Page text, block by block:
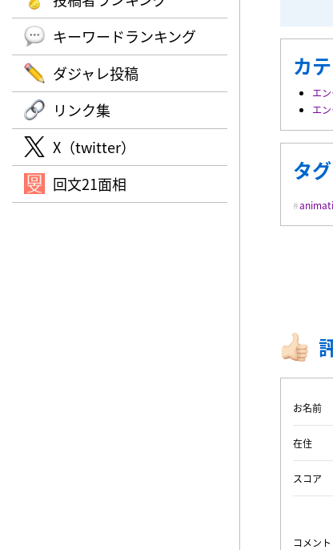
キーワードランキング
ダジャレ投稿
リンク集
X（twitter）
回文21面相
カ
エ
エ
タ
お名前
在住
スコア
コメント